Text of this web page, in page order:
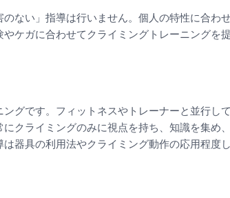
ない」指導は行いません。個人の特性に合わ
ケガに合わせてクライミングトレーニングを
グです。フィットネスやトレーナーと並行し
クライミングのみに視点を持ち、知識を集め
器具の利用法やクライミング動作の応用程度